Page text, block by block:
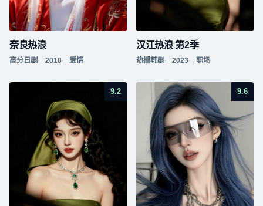
奈良热浪
高分日剧 2018 爱情
汉江热浪 第2季
热播韩剧 2023 职场
9.2 9.6